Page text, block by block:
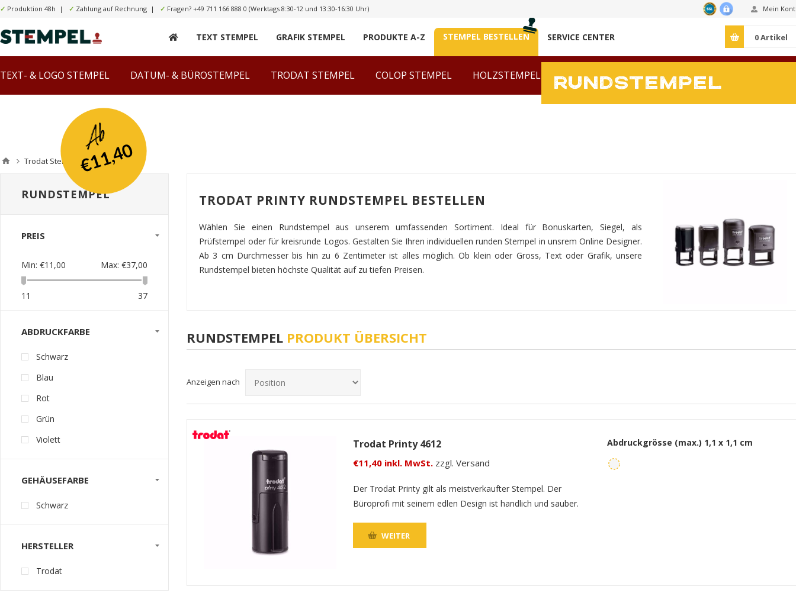
✓ Produktion 48h | ✓ Zahlung auf Rechnung | ✓ Fragen? +49 711 166 888 0 (Werktags 8:30-12 und 13:30-16:30 Uhr) Mein
TEXT STEMPEL GRAFIK STEMPEL PRODUKTE A-Z STEMPEL BESTELLEN SERVICE CENTER 0Artikel
TEXT- & LOGO STEMPEL DATUM- & BÜROSTEMPEL TRODAT STEMPEL COLOP STEMPEL HOLZSTEMPEL RUNDSTEMPEL VORLAGEN
ZUBEHÖR
Ab
€11,40
RUNDSTEMPEL
Trodat Stempel Rundstempel
TRODAT PRINTY RUNDSTEMPEL BESTELLEN
Wählen Sie einen Rundstempel aus unserem umfassenden Sortiment. Ideal für Bonuskarten, Siegel, als
Prüfstempel oder für kreisrunde Logos. Gestalten Sie Ihren individuellen runden Stempel in unsrem Online Designer.
Ab 3 cm Durchmesser bis hin zu 6 Zentimeter ist alles möglich. Ob klein oder Gross, Text oder Grafik, unsere
Rundstempel bieten höchste Qualität auf zu tiefen Preisen.
RUNDSTEMPEL PRODUKT ÜBERSICHT
Anzeigen nach
Trodat Printy 4612
€11,40 inkl. MwSt. zzgl. Versand
Der Trodat Printy gilt als meistverkaufter Stempel. Der
Büroprofi mit seinem edlen Design ist handlich und sauber.
WEITER
Abdruckgrösse (max.) 1,1 x 1,1 cm
RUNDSTEMPEL
PREIS
Min: €11,00 Max: €37,00
11 37
ABDRUCKFARBE
Schwarz
Blau
Rot
Grün
Violett
GEHÄUSEFARBE
Schwarz
HERSTELLER
Trodat